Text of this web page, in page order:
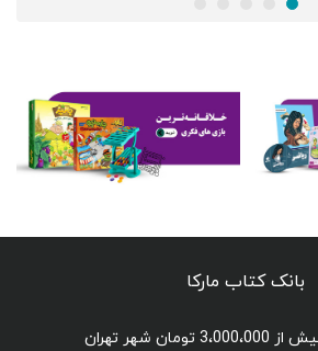
بانک کتاب مارکا
شهر تهران